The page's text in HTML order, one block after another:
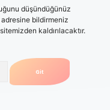
düşündüğünüz
adresine bildirmeniz
kaldırılacaktır.